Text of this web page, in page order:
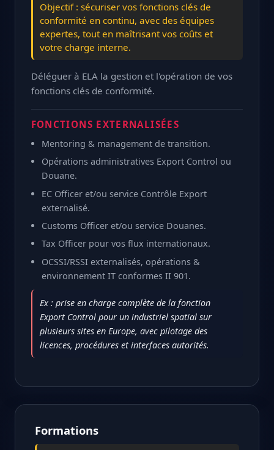
Objectif : sécuriser vos fonctions clés de
conformité en continu, avec des équipes
expertes, tout en maîtrisant vos coûts et
votre charge interne.
Déléguer à ELA la gestion et l'opération de vos
fonctions clés de conformité.
FONCTIONS EXTERNALISÉES
Mentoring & management de transition.
Opérations administratives Export Control ou
Douane.
EC Officer et/ou service Contrôle Export
externalisé.
Customs Officer et/ou service Douanes.
Tax Officer pour vos flux internationaux.
OCSSI/RSSI externalisés, opérations &
environnement IT conformes II 901.
Ex : prise en charge complète de la fonction
Export Control pour un industriel spatial sur
plusieurs sites en Europe, avec pilotage des
licences, procédures et interfaces autorités.
Formations